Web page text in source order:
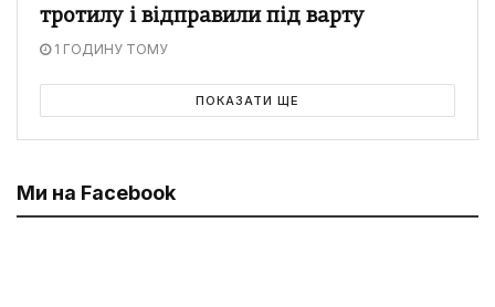
тротилу і відправили під варту
1 ГОДИНУ ТОМУ
ПОКАЗАТИ ЩЕ
Ми на Facebook